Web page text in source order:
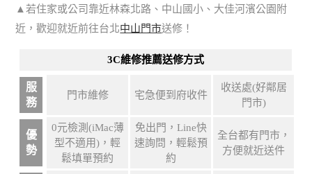
▲若住家或公司靠近林森北路、中山國小、大佳河濱公園附
近，歡迎就近前往台北中山門市送修！
3C維修推薦送修方式
服
務
門市維修 宅急便到府收件
收送處(好鄰居
門市)
優
勢
0元檢測(iMac薄
型不適用)，輕
鬆填單預約
免出門，Line快
速詢問，輕鬆預
約
全台都有門市，
方便就近送件